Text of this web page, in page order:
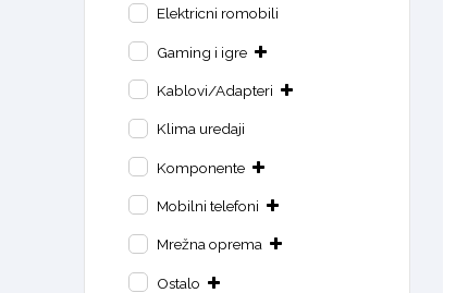
Elektricni romobili
Gaming i igre
Kablovi/Adapteri
Klima uredaji
Komponente
Mobilni telefoni
Mrežna oprema
Ostalo